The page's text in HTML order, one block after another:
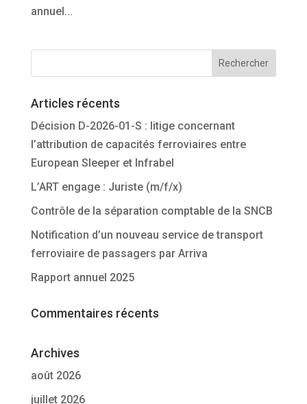
annuel...
Articles récents
Décision D-2026-01-S : litige concernant
l’attribution de capacités ferroviaires entre
European Sleeper et Infrabel
L’ART engage : Juriste (m/f/x)
Contrôle de la séparation comptable de la SNCB
Notification d’un nouveau service de transport
ferroviaire de passagers par Arriva
Rapport annuel 2025
Commentaires récents
Archives
août 2026
juillet 2026